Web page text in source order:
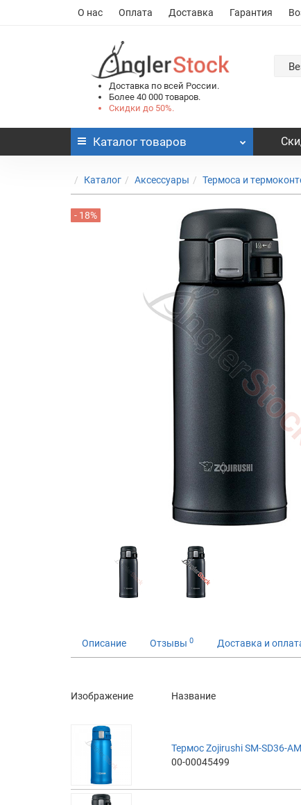
О нас Оплата Доставка Гарантия
Доставка по всей России.
Более 40 000 товаров.
Скидки до 50%.
Каталог товаров
Каталог Аксессуары Термоса и
- 18%
Описание Отзывы 0 Доставка и
Изображение Название
Термос Zojirushi SM-SD36-
00-00045499